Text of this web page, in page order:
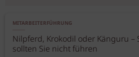
MITARBEITERFÜHRUNG
Nilpferd, Krokodil oder Känguru –
sollten Sie nicht führen